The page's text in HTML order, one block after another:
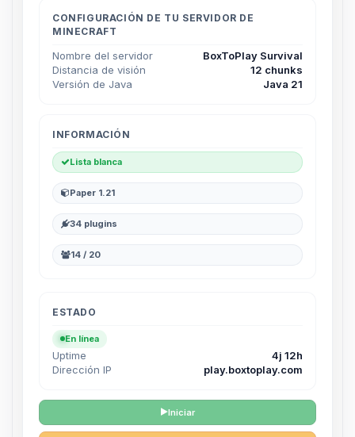
CONFIGURACIÓN DE TU SERVIDOR DE
MINECRAFT
Nombre del servidor
BoxToPlay Survival
Distancia de visión
12 chunks
Versión de Java
Java 21
INFORMACIÓN
Lista blanca
Paper 1.21
34 plugins
14 / 20
ESTADO
En línea
Uptime
4j 12h
Dirección IP
play.boxtoplay.com
Iniciar
asistente de BoxToPlay. Cuentame
que necesitas y moveré mis
pequenos circuitos para ayudarte.
08/08/2026 09:41